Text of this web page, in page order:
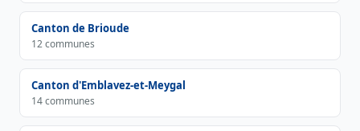
Canton de Brioude
12 communes
Canton d'Emblavez-et-Meygal
14 communes